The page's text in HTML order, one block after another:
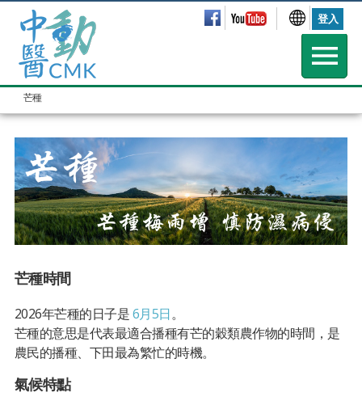
登入
芒種
芒種時間
2026年芒種的日子是6月5日。
芒種的意思是代表最適合播種有芒的穀類農作物的時間，是
農民的播種、下田最為繁忙的時機。
氣候特點